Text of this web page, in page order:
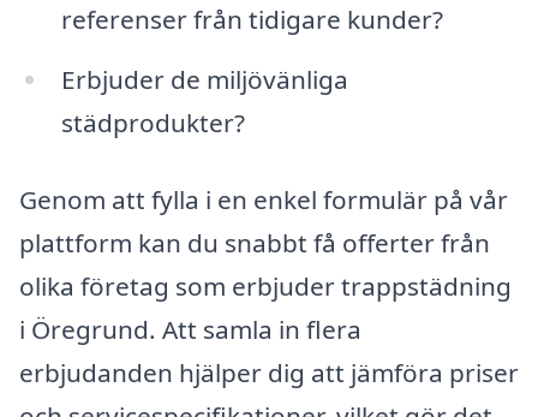
referenser från tidigare kunder?
Erbjuder de miljövänliga
städprodukter?
Genom att fylla i en enkel formulär på vår
plattform kan du snabbt få offerter från
olika företag som erbjuder trappstädning
i Öregrund. Att samla in flera
erbjudanden hjälper dig att jämföra priser